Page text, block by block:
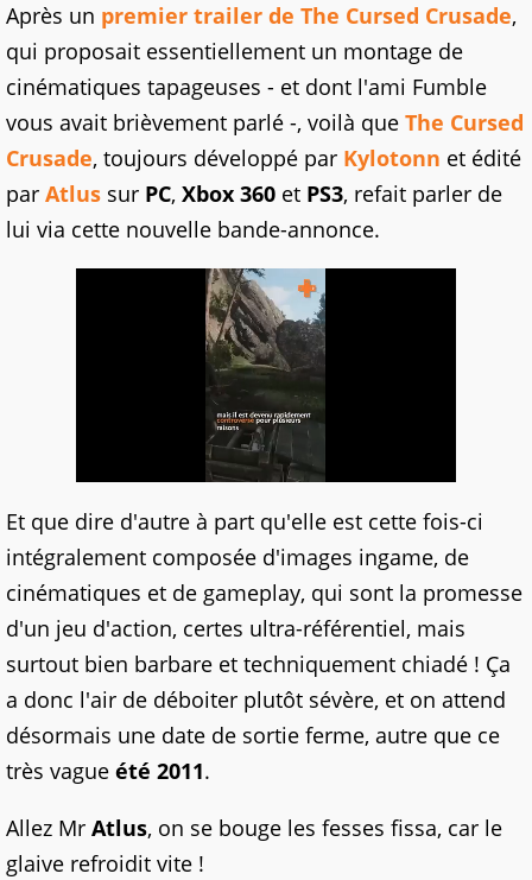
Après un premier trailer de The Cursed Crusade,
qui proposait essentiellement un montage de
cinématiques tapageuses - et dont l'ami Fumble
vous avait brièvement parlé -, voilà que The Cursed
Crusade, toujours développé par Kylotonn et édité
par Atlus sur PC, Xbox 360 et PS3, refait parler de
lui via cette nouvelle bande-annonce.
Et que dire d'autre à part qu'elle est cette fois-ci
intégralement composée d'images ingame, de
cinématiques et de gameplay, qui sont la promesse
d'un jeu d'action, certes ultra-référentiel, mais
surtout bien barbare et techniquement chiadé ! Ça
a donc l'air de déboiter plutôt sévère, et on attend
désormais une date de sortie ferme, autre que ce
très vague été 2011.
Allez Mr Atlus, on se bouge les fesses fissa, car le
glaive refroidit vite !